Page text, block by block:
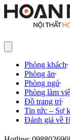
Phòng khách
Phòng ăn
Phòng ngủ
Phòng làm
Đồ trang trí
Tin tức – Sự
Đánh giá về